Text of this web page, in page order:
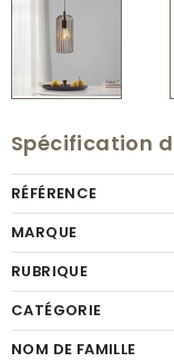
Spécification
RÉFÉRENCE
MARQUE
RUBRIQUE
CATÉGORIE
NOM DE FAMILLE